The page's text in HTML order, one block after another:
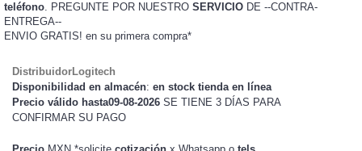
teléfono. PREGUNTE POR NUESTRO SERVICIO DE --CONTRA-
ENTREGA--
ENVIO GRATIS! en su primera compra*
DistribuidorLogitech
Disponibilidad en almacén: en stock tienda en línea
Precio válido hasta09-08-2026 SE TIENE 3 DÍAS PARA
CONFIRMAR SU PAGO